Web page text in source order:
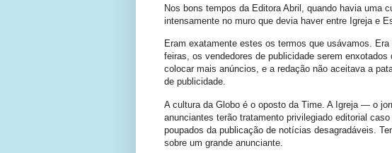
Nos bons tempos da Editora Abril, quando havia uma
intensamente no muro que devia haver entre Igreja e
Eram exatamente estes os termos que usávamos.
feiras, os vendedores de publicidade serem
colocar mais anúncios, e a redação não aceitava a
de publicidade.
A cultura da Globo é o oposto da Time. A Igreja — o
anunciantes terão tratamento privilegiado editorial
poupados da publicação de notícias desagradáveis.
sobre um grande anunciante.